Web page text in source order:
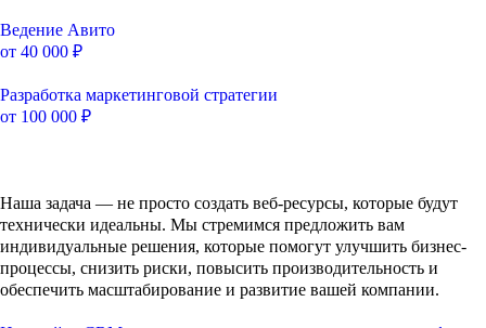
Ведение Авито
от 40 000 ₽
Разработка маркетинговой стратегии
от 100 000 ₽
Наша задача — не просто создать веб-ресурсы, которые будут
технически идеальны. Мы стремимся предложить вам
индивидуальные решения, которые помогут улучшить бизнес-
процессы, снизить риски, повысить производительность и
обеспечить масштабирование и развитие вашей компании.